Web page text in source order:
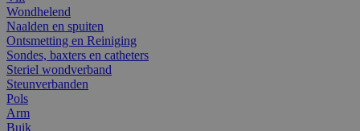
Wondhelend
Naalden en spuiten
Ontsmetting en Reiniging
Sondes, baxters en catheters
Steriel wondverband
Steunverbanden
Pols
Arm
Buik